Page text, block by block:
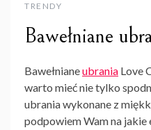
TRENDY
Bawełniane
Bawełnianeubrania Love
warto mieć nie tylko
ubrania wykonane z
podpowiem Wam na